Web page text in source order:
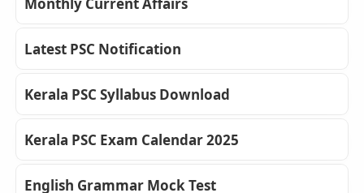
Latest PSC Notification
Kerala PSC Syllabus Download
Kerala PSC Exam Calendar 2025
English Grammar Mock Test